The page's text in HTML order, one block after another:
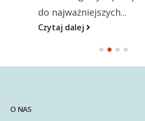
do najważniejszych...
Czytaj dalej
O NAS